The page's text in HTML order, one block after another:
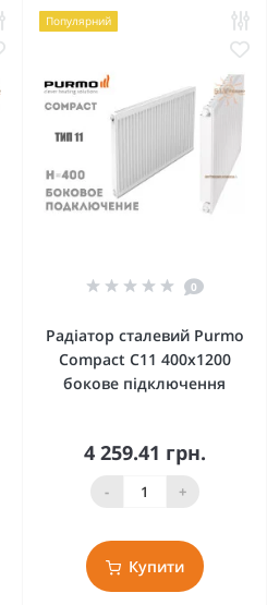
Популярний
0
Радіатор сталевий Purmo
Compact C11 400x1200
бокове підключення
4 259.41 грн.
- +
Купити